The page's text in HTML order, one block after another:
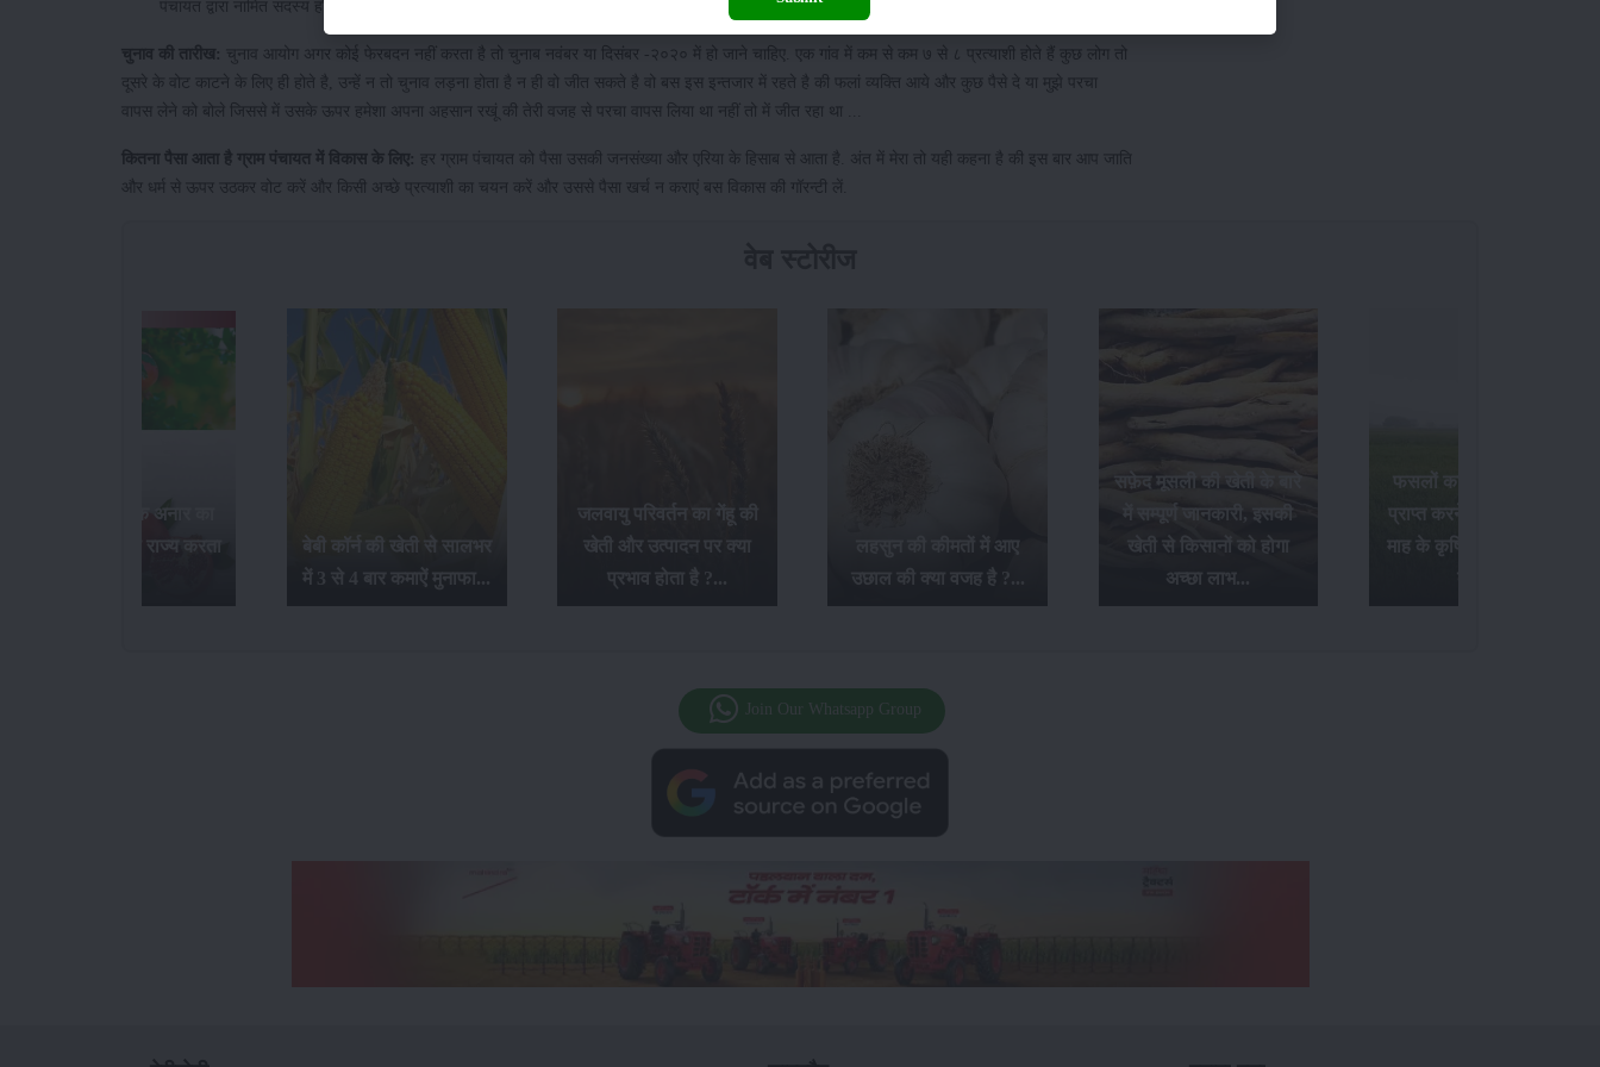
पंचायत द्वारा नामित सदस्य होता है. इस समिति का कार्य राजकीय नलकूपों का संचालन उसकी मरम्मत व रखरखाव और पेयजल संबंधी कार्य करना है.
चुनाव की तारीख:
चुनाव आयोग अगर कोई फेरबदन नहीं करता है तो चुनाब नवंबर या दिसंबर -२०२० में हो जाने चाहिए. एक गांव में कम से कम ७ से ८ प्रत्याशी होते हैं कुछ लोग तो
दूसरे के वोट काटने के लिए ही होते है, उन्हें न तो चुनाव लड़ना होता है न ही वो जीत सकते है वो बस इस इन्तजार में रहते है की फलां व्यक्ति आये और कुछ पैसे दे या मुझे परचा
वापस लेने को बोले जिससे में उसके ऊपर हमेशा अपना अहसान रखूं की तेरी वजह से परचा वापस लिया था नहीं तो में जीत रहा था ...
कितना पैसा आता है ग्राम पंचायत में विकास के लिए:
हर ग्राम पंचायत को पैसा उसकी जनसंख्या और एरिया के हिसाब से आता है. अंत में मेरा तो यही कहना है की इस बार आप जाति
और धर्म से ऊपर उठकर वोट करें और किसी अच्छे प्रत्याशी का चयन करें और उससे पैसा खर्च न कराएं बस विकास की गॉरन्टी लें.
भारत में सर्वाधिक अनार का
उत्पादन कौन-सा राज्य करता
बेबी कॉर्न की खेती से सालभर
में 3 से 4 बार कमाऐं मुनाफा...
जलवायु परिवर्तन का गेंहू की
खेती और उत्पादन पर क्या
प्रभाव होता है ?...
लहसुन की कीमतों में आए
उछाल की क्या वजह है ?...
सफ़ेद मूसली की खेती के बारे
में सम्पूर्ण जानकारी, इसकी
खेती से किसानों को होगा
अच्छा लाभ...
फसलों का अधिक उत्पादन
प्राप्त करने के लिए अक्टूबर
माह के कृषि संबंधी आवश्यक
कार्य...
Join Our Whatsapp Group